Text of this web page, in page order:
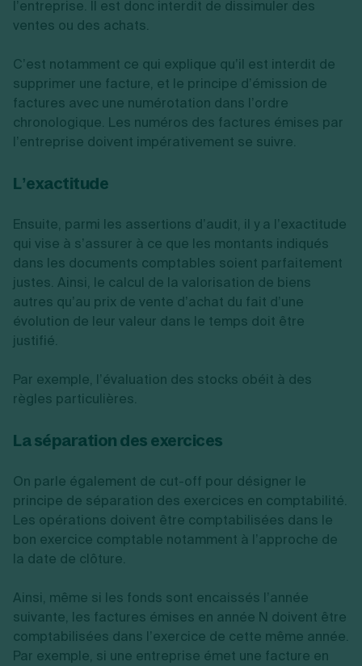
l’entreprise. Il est donc interdit de dissimuler des
ventes ou des achats.
C’est notamment ce qui explique qu’il est interdit de
supprimer une facture, et le principe d’émission de
factures avec une numérotation dans l’ordre
chronologique. Les numéros des factures émises par
l’entreprise doivent impérativement se suivre.
L’exactitude
Ensuite, parmi les assertions d’audit, il y a l’exactitude
qui vise à s’assurer à ce que les montants indiqués
dans les documents comptables soient parfaitement
justes. Ainsi, le calcul de la valorisation de biens
autres qu’au prix de vente d’achat du fait d’une
évolution de leur valeur dans le temps doit être
justifié.
Par exemple, l’évaluation des stocks obéit à des
règles particulières.
La séparation des exercices
On parle également de cut-off pour désigner le
principe de séparation des exercices en comptabilité.
Les opérations doivent être comptabilisées dans le
bon exercice comptable notamment à l’approche de
la date de clôture.
Ainsi, même si les fonds sont encaissés l’année
suivante, les factures émises en année N doivent être
comptabilisées dans l’exercice de cette même année.
Par exemple, si une entreprise émet une facture en